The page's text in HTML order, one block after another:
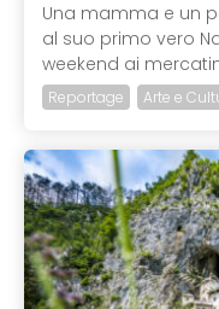
Una mamma e un
al suo primo vero
weekend ai
Reportage Arte e